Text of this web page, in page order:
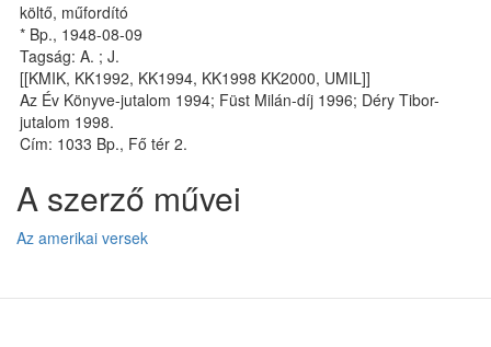
költő, műfordító
* Bp., 1948-08-09
Tagság: A. ; J.
[[KMIK, KK1992, KK1994, KK1998 KK2000, UMIL]]
Az Év Könyve-jutalom 1994; Füst Milán-díj 1996; Déry Tibor-
jutalom 1998.
Cím: 1033 Bp., Fő tér 2.
A szerző művei
Az amerikai versek